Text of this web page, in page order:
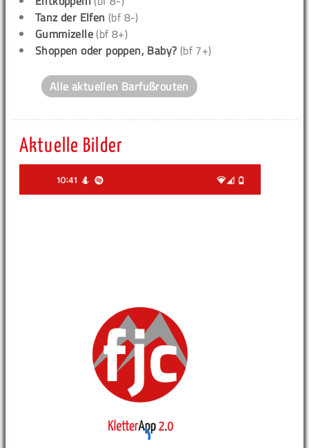
Tanz der Elfen (bf 8-)
Gummizelle (bf 8+)
Shoppen oder poppen, Baby? (bf 7+)
Alle aktuellen Barfußrouten
Aktuelle Bilder